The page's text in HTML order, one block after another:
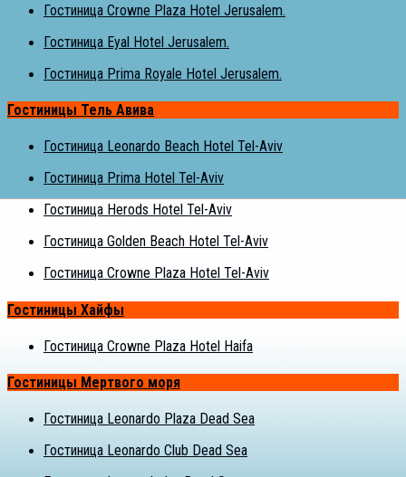
Гостиница Crowne Plaza Hotel Jerusalem.
Гостиница Eyal Hotel Jerusalem.
Гостиница Prima Royale Hotel Jerusalem.
Гостиницы Тель Авива
Гостиница Leonardo Beach Hotel Tel-Aviv
Гостиница Prima Hotel Tel-Aviv
Гостиница Herods Hotel Tel-Aviv
Гостиница Golden Beach Hotel Tel-Aviv
Гостиница Crowne Plaza Hotel Tel-Aviv
Гостиницы Хайфы
Гостиница Crowne Plaza Hotel Haifa
Гостиницы Мертвого моря
Гостиница Leonardo Plaza Dead Sea
Гостиница Leonardo Club Dead Sea